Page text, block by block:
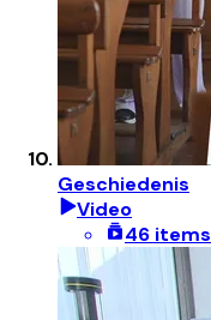
Geschiedenis
Video
46 items